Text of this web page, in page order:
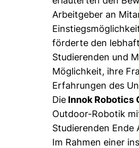
Arbeitgeber an
förderte den
Studierenden und
Möglichkeit, ihre
Erfahrungen des
Die Innok Robotics
Outdoor-Robotik
Studierenden Ende
Im Rahmen einer